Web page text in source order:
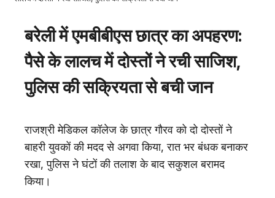
मनोरंजन
राज्य
आस्था
राष्ट्रीय
करियर
अंतरराष्ट्रीय
राशिफल
एजुकेशन
बरेली में एमबीबीएस छात्र का अपहरण:
पैसे के लालच में दोस्तों ने रची साजिश,
पुलिस की सक्रियता से बची जान
राजश्री मेडिकल कॉलेज के छात्र गौरव को दो दोस्तों ने
बाहरी युवकों की मदद से अगवा किया, रात भर बंधक बनाकर
रखा, पुलिस ने घंटों की तलाश के बाद सकुशल बरामद
किया।